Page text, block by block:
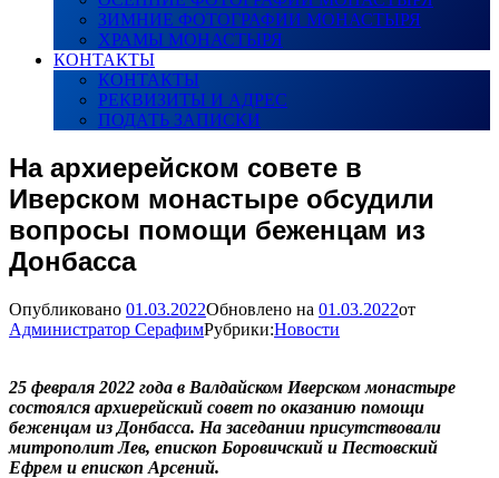
ЗИМНИЕ ФОТОГРАФИИ МОНАСТЫРЯ
ХРАМЫ МОНАСТЫРЯ
КОНТАКТЫ
КОНТАКТЫ
РЕКВИЗИТЫ И АДРЕС
ПОДАТЬ ЗАПИСКИ
На архиерейском совете в
Иверском монастыре обсудили
вопросы помощи беженцам из
Донбасса
Опубликовано 01.03.2022Обновлено на 01.03.2022от
Администратор СерафимРубрики:Новости
25 февраля 2022 года в Валдайском Иверском монастыре
состоялся архиерейский совет по оказанию помощи
беженцам из Донбасса. На заседании присутствовали
митрополит Лев, епископ Боровичский и Пестовский
Ефрем и епископ Арсений.